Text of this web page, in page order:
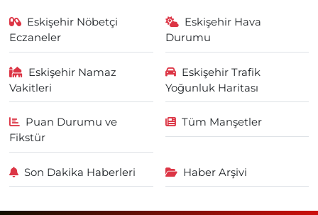
Eskişehir Nöbetçi
Eczaneler
Eskişehir Hava
Durumu
Eskişehir Namaz
Vakitleri
Eskişehir Trafik
Yoğunluk Haritası
Puan Durumu ve
Fikstür
Tüm Manşetler
Son Dakika Haberleri Haber Arşivi